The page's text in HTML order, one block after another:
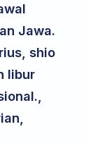
Jawa.
shio
libur